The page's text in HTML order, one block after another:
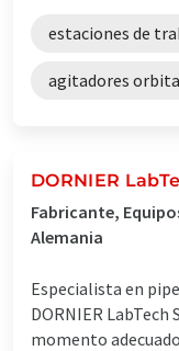
estaciones de
agitadores
DORNIER
Fabricante,
Alemania
Especialista en
DORNIER
momento